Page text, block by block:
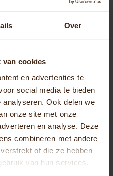
Over
van cookies
en advertenties te
social media te bieden
Ook delen we
onze site met onze
en analyse. Deze
combineren met andere
of die ze hebben
van hun services.
bij Huka. Want naast
zorg geselecteerde
aan te vragen, zodat
een fiets voelt.
dat klaarstaat om
keuze te maken.